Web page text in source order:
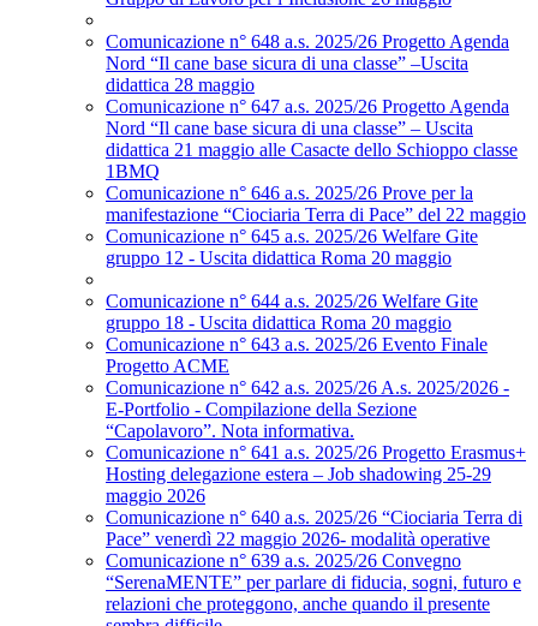
Comunicazione n° 648 a.s. 2025/26 Progetto Agenda
Nord “Il cane base sicura di una classe” –Uscita
didattica 28 maggio
Comunicazione n° 647 a.s. 2025/26 Progetto Agenda
Nord “Il cane base sicura di una classe” – Uscita
didattica 21 maggio alle Casacte dello Schioppo classe
1BMQ
Comunicazione n° 646 a.s. 2025/26 Prove per la
manifestazione “Ciociaria Terra di Pace” del 22 maggio
Comunicazione n° 645 a.s. 2025/26 Welfare Gite
gruppo 12 - Uscita didattica Roma 20 maggio
Comunicazione n° 644 a.s. 2025/26 Welfare Gite
gruppo 18 - Uscita didattica Roma 20 maggio
Comunicazione n° 643 a.s. 2025/26 Evento Finale
Progetto ACME
Comunicazione n° 642 a.s. 2025/26 A.s. 2025/2026 -
E-Portfolio - Compilazione della Sezione
“Capolavoro”. Nota informativa.
Comunicazione n° 641 a.s. 2025/26 Progetto Erasmus+
Hosting delegazione estera – Job shadowing 25-29
maggio 2026
Comunicazione n° 640 a.s. 2025/26 “Ciociaria Terra di
Pace” venerdì 22 maggio 2026- modalità operative
Comunicazione n° 639 a.s. 2025/26 Convegno
“SerenaMENTE” per parlare di fiducia, sogni, futuro e
relazioni che proteggono, anche quando il presente